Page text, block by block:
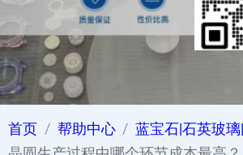
首页 帮助中心
蓝宝石|石英玻璃